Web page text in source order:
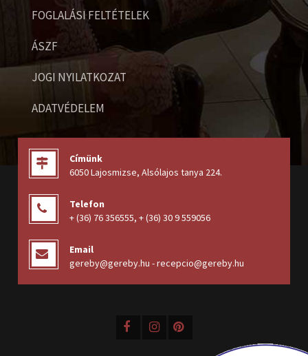
FOGLALÁSI FELTÉTELEK
ÁSZF
JOGI NYILATKOZAT
ADATVÉDELEM
Címünk
6050 Lajosmizse, Alsólajos tanya 224.
Telefon
+ (36) 76 356555, + (36) 30 9 559056
Email
gereby@gereby.hu - recepcio@gereby.hu